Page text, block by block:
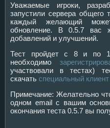
Уважаемые игроки,
запустили сервера общего
каждый желающий
обновление. В 0.5.7 вас
добавлений и улучшений.
Тест пройдет с 8 и по
необходимо
участвовали в тестах)
скачать специальный
Примечание: Желательно
одном email с вашим
окончания теста 0.5.7 вы